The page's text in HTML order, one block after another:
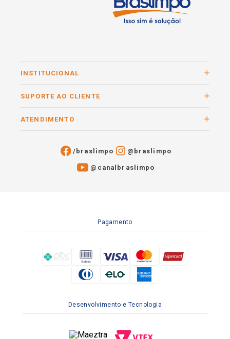
INSTITUCIONAL
SUPORTE AO CLIENTE
ATENDIMENTO
/braslimpo @braslimpo
@canalbraslimpo​
Pagamento
Desenvolvimento e Tecnologia